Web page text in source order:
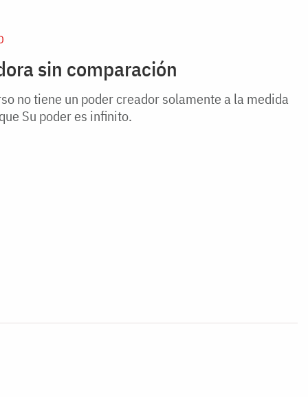
sin comparación
no tiene un poder creador solamente a la medida
Su poder es infinito.